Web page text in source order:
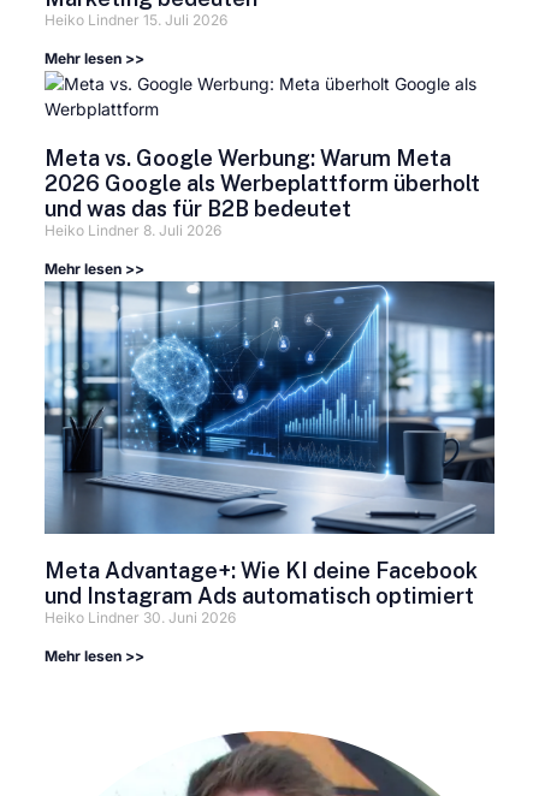
Heiko Lindner 15. Juli 2026
Mehr lesen >>
Meta vs. Google Werbung: Warum Meta
2026 Google als Werbeplattform überholt
und was das für B2B bedeutet
Heiko Lindner 8. Juli 2026
Mehr lesen >>
Meta Advantage+: Wie KI deine Facebook
und Instagram Ads automatisch optimiert
Heiko Lindner 30. Juni 2026
Mehr lesen >>